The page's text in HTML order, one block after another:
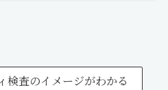
検査のイメージがわかる